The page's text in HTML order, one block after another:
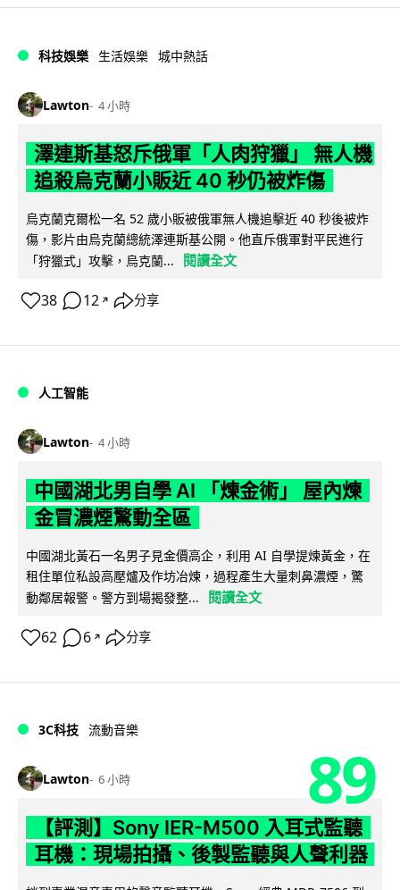
科技娛樂 生活娛樂 城中熱話
Lawton 4 小時
澤連斯基怒斥俄軍「人肉狩獵」 無人機
追殺烏克蘭小販近 40 秒仍被炸傷
烏克蘭克爾松一名 52 歲小販被俄軍無人機追擊近 40 秒後被炸
傷，影片由烏克蘭總統澤連斯基公開。他直斥俄軍對平民進行
「狩獵式」攻擊，烏克蘭...
閱讀全文
38 12 ↗ 分享
人工智能
Lawton 4 小時
中國湖北男自學 AI 「煉金術」 屋內煉
金冒濃煙驚動全區
中國湖北黃石一名男子見金價高企，利用 AI 自學提煉黃金，在
租住單位私設高壓爐及作坊冶煉，過程產生大量刺鼻濃煙，驚
動鄰居報警。警方到場揭發整...
閱讀全文
62 6 ↗ 分享
3C科技 流動音樂
Lawton 6 小時 89
【評測】Sony IER-M500 入耳式監聽
耳機：現場拍攝、後製監聽與人聲利器